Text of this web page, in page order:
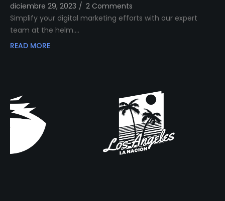
diciembre 29, 2023 / 2 Comments
Simplify your digital marketing efforts with our expert
team at the helm.…
READ MORE